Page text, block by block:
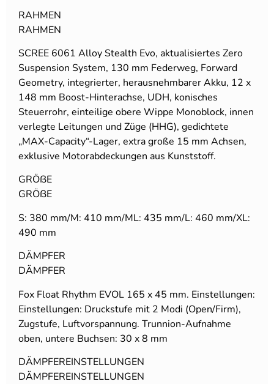
RAHMEN
RAHMEN
SCREE 6061 Alloy Stealth Evo, aktualisiertes Zero
Suspension System, 130 mm Federweg, Forward
Geometry, integrierter, herausnehmbarer Akku, 12 x
148 mm Boost-Hinterachse, UDH, konisches
Steuerrohr, einteilige obere Wippe Monoblock, innen
verlegte Leitungen und Züge (HHG), gedichtete
„MAX-Capacity“-Lager, extra große 15 mm Achsen,
exklusive Motorabdeckungen aus Kunststoff.
GRÖßE
GRÖßE
S: 380 mm/M: 410 mm/ML: 435 mm/L: 460 mm/XL:
490 mm
DÄMPFER
DÄMPFER
Fox Float Rhythm EVOL 165 x 45 mm. Einstellungen:
Einstellungen: Druckstufe mit 2 Modi (Open/Firm),
Zugstufe, Luftvorspannung. Trunnion-Aufnahme
oben, untere Buchsen: 30 x 8 mm
DÄMPFEREINSTELLUNGEN
DÄMPFEREINSTELLUNGEN